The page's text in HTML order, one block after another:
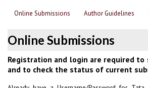
Online Submissions Author Guidelines
Online Submissions
Registration and login are required
and to check the status of current